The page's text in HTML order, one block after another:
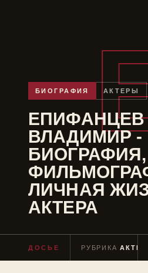
БИОГРАФИЯ АКТЕРЫ
ЕПИФАНЦЕВ
ВЛАДИМИР -
БИОГРАФИЯ,
ЛИЧНАЯ
АКТЕРА
ДОСЬЕ РУБРИКА